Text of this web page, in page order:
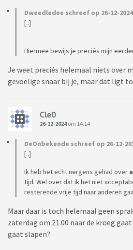
Dweedledee schreef op 26-12-
[..]
Hiermee bewijs je preciés mijn
Je weet preciés helemaal niets over
gevoelige snaar bij je, maar dat ligt
Cle0
26-12-2024om 14:14
DeOnbekende schreef op 26-12-
[..]
Ik heb het echt nergens gehad over
tijd. Wel over dat ik het niet
resterende vrije tijd naar anderen
Maar daar is toch helemaal geen
zaterdag om 21.00 naar de kroeg
gaat slapen?